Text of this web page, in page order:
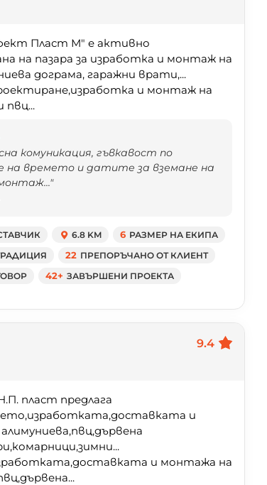
Пласт М" е активно
на пазара за изработка и монтаж на
дограма, гаражни врати,...
и монтаж на
пвц...
комуникация, гъвкавост по
на времето и датите за вземане на
6.8 KM 6 РАЗМЕР НА ЕКИПА
22 ПРЕПОРЪЧАНО ОТ КЛИЕНТ
42+ ЗАВЪРШЕНИ ПРОЕКТА
9.4
пласт предлага
и
и монтажа на